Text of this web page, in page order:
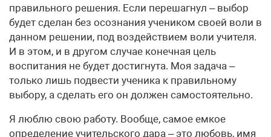
правильного решения. Если перешагнул – выбор
будет сделан без осознания учеником своей воли в
данном решении, под воздействием воли учителя.
И в этом, и в другом случае конечная цель
воспитания не будет достигнута. Моя задача –
только лишь подвести ученика к правильному
выбору, а сделать его он должен самостоятельно.
Я люблю свою работу. Вообще, самое емкое
определение учительского дара – это любовь, имя